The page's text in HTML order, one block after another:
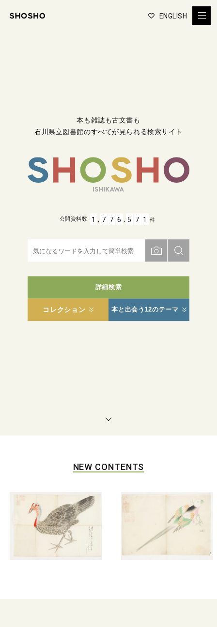
ENGLISH
本も雑誌も古文書も
石川県立図書館のすべてが見られる検索サイト
詳細検索
コレクション 本と出会う12のテーマ
公開資料数 1 , 7 7 6 , 5 7 1 件
NEW CONTENTS